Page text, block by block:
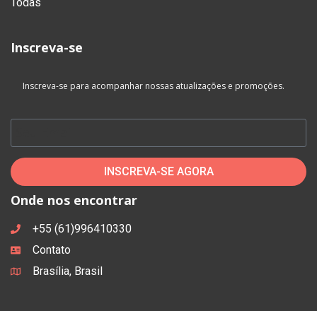
Inscreva-se
Inscreva-se para acompanhar nossas atualizações e promoções.
INSCREVA-SE AGORA
Onde nos encontrar
+55 (61)996410330
Contato
Brasília, Brasil